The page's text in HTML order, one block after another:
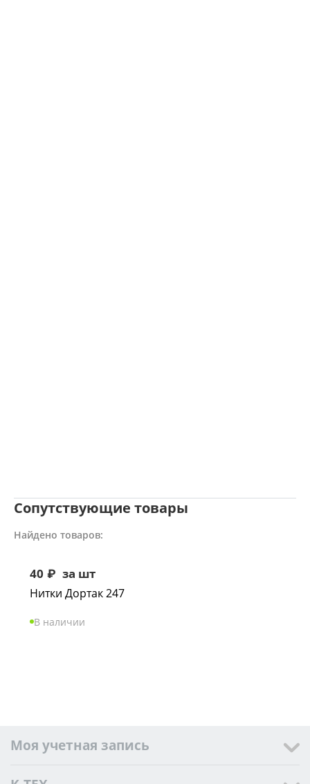
Сопутствующие товары
Найдено товаров:
40 ₽ за шт
Нитки Дортак 247
В наличии
Моя учетная запись